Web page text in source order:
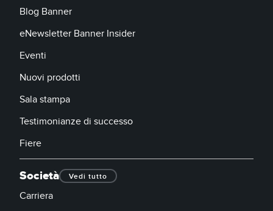
Blog Banner
eNewsletter Banner Insider
Eventi
Nuovi prodotti
Sala stampa
Testimonianze di successo
Fiere
Società Vedi tutto
Carriera